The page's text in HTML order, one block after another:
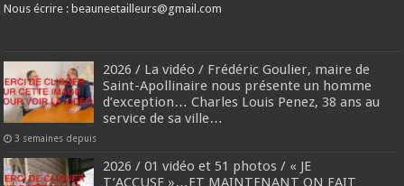
Nous écrire : beauneetailleurs@gmail.com
2026 / La vidéo / Frédéric Goulier, maire de
Saint-Apollinaire nous présente un homme
d’exception… Charles Louis Penez, 38 ans au
service de sa ville…
3 semaines depuis
2026 / 01 vidéo et 51 photos / « JE
T’ACCUSE »…ET MAINTENANT ON FAIT